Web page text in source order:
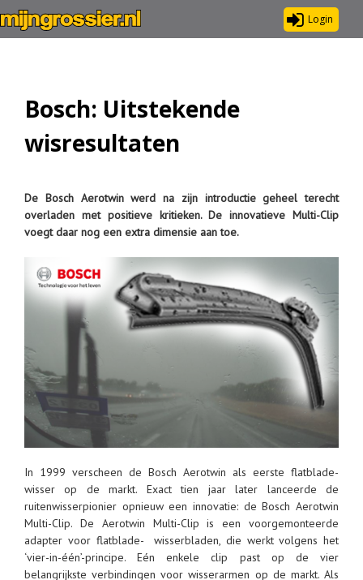
Login
Bosch: Uitstekende
wisresultaten
De Bosch Aerotwin werd na zijn introductie geheel terecht
overladen met positieve kritieken. De innovatieve Multi-Clip
voegt daar nog een extra dimensie aan toe.
In 1999 verscheen de Bosch Aerotwin als eerste flatblade-
wisser op de markt. Exact tien jaar later lanceerde de
ruitenwisserpionier opnieuw een innovatie: de Bosch Aerotwin
Multi-Clip. De Aerotwin Multi-Clip is een voorgemonteerde
adapter voor flatblade- wisserbladen, die werkt volgens het
‘vier-in-één’-principe. Eén enkele clip past op de vier
belangrijkste verbindingen voor wisserarmen op de markt. Als